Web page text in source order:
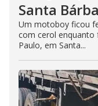
Santa
Um motoboy ficou
com cerol enquanto
Paulo, em Santa...